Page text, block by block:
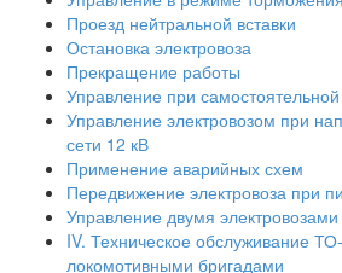
Проезд нейтральной вставки
Остановка электровоза
Прекращение работы
Управление при
Управление электровозом при
сети 12 кВ
Применение аварийных схем
Передвижение электровоза при
Управление двумя электровозами
IV. Техническое обслуживание
локомотивными бригадами